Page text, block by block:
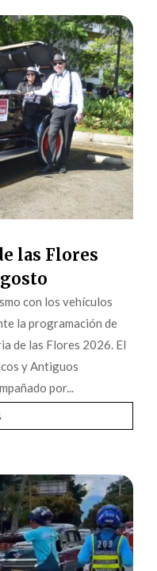
las Flores
con los vehículos
la programación de
de las Flores 2026. El
y Antiguos
por...